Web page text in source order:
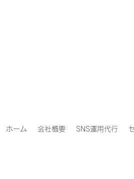
ホーム 会社概要 SNS運用代行